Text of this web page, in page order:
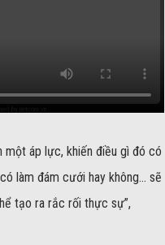
áp lực, khiến điều gì đó có
làm đám cưới hay không… sẽ
tạo ra rắc rối thực sự”,